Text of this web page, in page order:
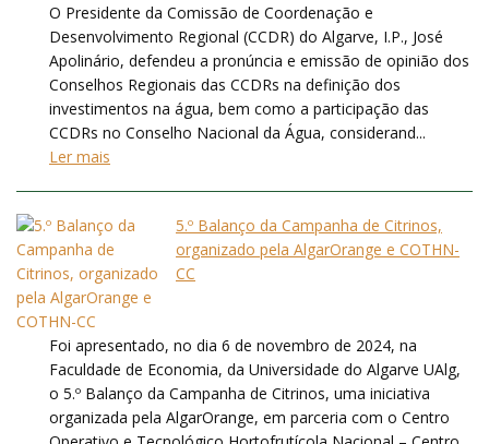
O Presidente da Comissão de Coordenação e
Desenvolvimento Regional (CCDR) do Algarve, I.P., José
Apolinário, defendeu a pronúncia e emissão de opinião dos
Conselhos Regionais das CCDRs na definição dos
investimentos na água, bem como a participação das
CCDRs no Conselho Nacional da Água, considerand...
Ler mais
5.º Balanço da Campanha de Citrinos,
organizado pela AlgarOrange e COTHN-
CC
Foi apresentado, no dia 6 de novembro de 2024, na
Faculdade de Economia, da Universidade do Algarve UAlg,
o 5.º Balanço da Campanha de Citrinos, uma iniciativa
organizada pela AlgarOrange, em parceria com o Centro